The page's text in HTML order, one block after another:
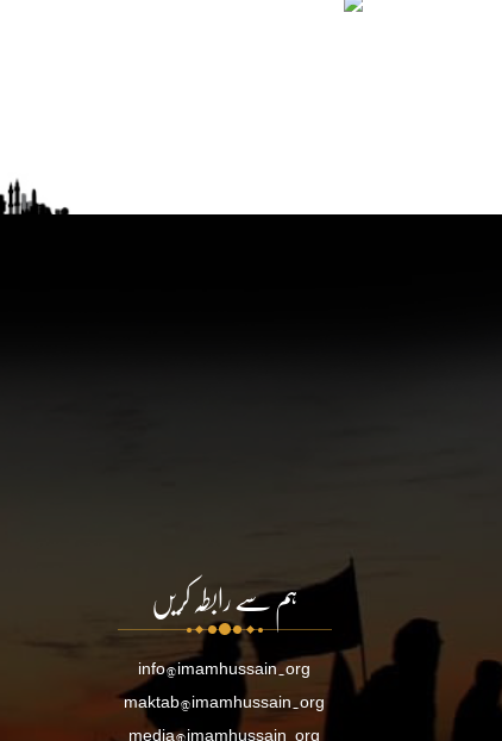
ہم سے رابطہ کریں
info@imamhussain.org
maktab@imamhussain.org